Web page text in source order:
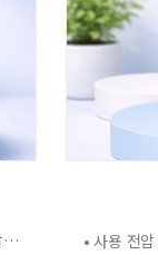
• 사용 전압 – 알카라인 배터리 3개 • 비상 전압 - DC3.2V±0.2V • 전력 소비량 – 정전류 : ≤30μA 동작전류 : ≤150 MA • 사용 환경 – 온도 : 0℃ ~ +70℃ 습도 : RH 20% ~ RH95%RH 사용방법 < 잠금방법 > - 비밀번호 4자리 숫자를 입력하면 문이 자동으로 잠깁니다. < 찾는방법> - 입력했던 비밀번호 4자리 숫자를 누르면 자동으로 문이 열립니다. - 비밀번호를 잊었을 경우 마스터키 사용 가능 특징 - 마스터키 10개까지 등록가능 - 버튼 백라이트 - 배터리 방전 시 외부전원 공급기 사용가능 - 자동/수동 잠금 설정 가능 - 마스터 비밀번호 설정 가능 - 무음모드 가능 - 125Khz